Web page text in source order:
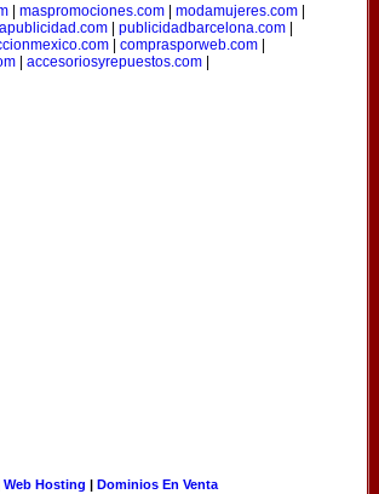
maspromociones.com modamujeres.com
| publicidadbarcelona.com|
comprasporweb.com
accesoriosyrepuestos.com
Web Hosting | Dominios En Venta